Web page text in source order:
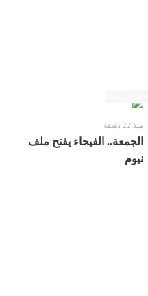
منذ 22 دقيقة
الجمعة.. الفيحاء يفتح ملف
نيوم